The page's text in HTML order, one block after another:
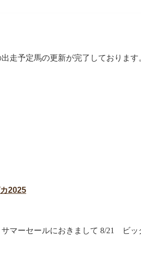
走予定馬の更新が完了しておりま
2025
マーセールにおきまして 8/21 ビ